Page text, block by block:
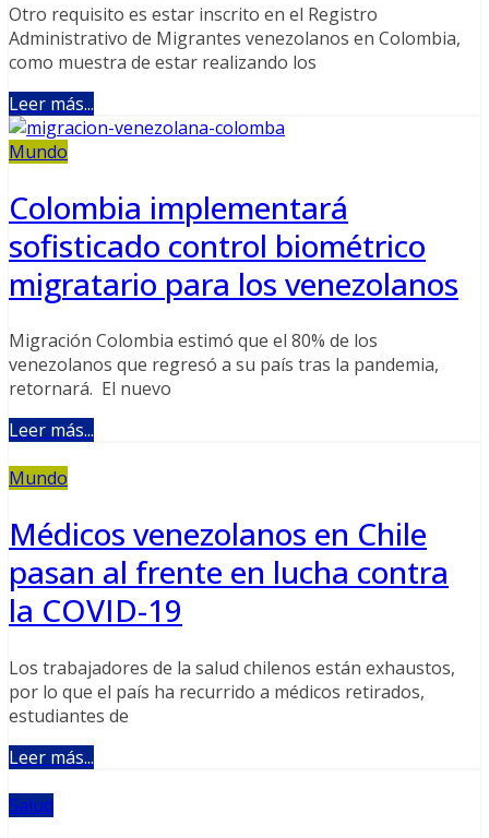
Otro requisito es estar inscrito en el Registro
Administrativo de Migrantes venezolanos en Colombia,
como muestra de estar realizando los
Leer más...
Mundo
Colombia implementará
sofisticado control biométrico
migratario para los venezolanos
Migración Colombia estimó que el 80% de los
venezolanos que regresó a su país tras la pandemia,
retornará. El nuevo
Leer más...
Mundo
Médicos venezolanos en Chile
pasan al frente en lucha contra
la COVID-19
Los trabajadores de la salud chilenos están exhaustos,
por lo que el país ha recurrido a médicos retirados,
estudiantes de
Leer más...
Salud